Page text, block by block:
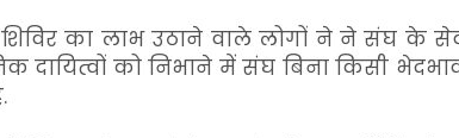
का लाभ उठाने वाले लोगों ने ने संघ के
दायित्वों को निभाने में संघ बिना किसी